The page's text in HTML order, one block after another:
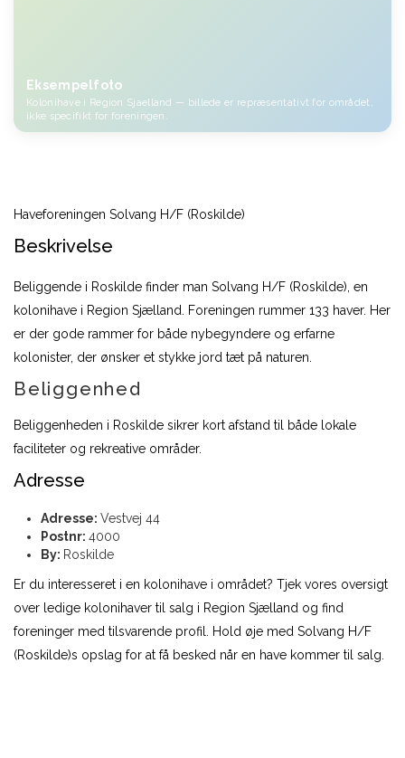
Eksempelfoto
Kolonihave i Region Sjaelland — billede er repræsentativt for området,
ikke specifikt for foreningen.
Haveforeningen Solvang H/F (Roskilde)
Beskrivelse
Beliggende i Roskilde finder man Solvang H/F (Roskilde), en
kolonihave i Region Sjælland. Foreningen rummer 133 haver. Her
er der gode rammer for både nybegyndere og erfarne
kolonister, der ønsker et stykke jord tæt på naturen.
Beliggenhed
Beliggenheden i Roskilde sikrer kort afstand til både lokale
faciliteter og rekreative områder.
Adresse
Adresse: Vestvej 44
Postnr: 4000
By: Roskilde
Er du interesseret i en kolonihave i området? Tjek vores oversigt
over ledige kolonihaver til salg i Region Sjælland og find
foreninger med tilsvarende profil. Hold øje med Solvang H/F
(Roskilde)s opslag for at få besked når en have kommer til salg.